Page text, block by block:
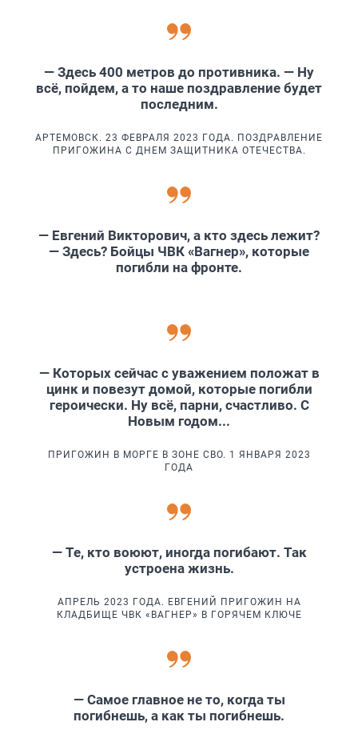
— Здесь 400 метров до противника. — Ну
всё, пойдем, а то наше поздравление будет
последним.
АРТЕМОВСК. 23 ФЕВРАЛЯ 2023 ГОДА. ПОЗДРАВЛЕНИЕ
ПРИГОЖИНА С ДНЕМ ЗАЩИТНИКА ОТЕЧЕСТВА.
— Евгений Викторович, а кто здесь лежит?
— Здесь? Бойцы ЧВК «Вагнер», которые
погибли на фронте.
— Которых сейчас с уважением положат в
цинк и повезут домой, которые погибли
героически. Ну всё, парни, счастливо. С
Новым годом...
ПРИГОЖИН В МОРГЕ В ЗОНЕ СВО. 1 ЯНВАРЯ 2023
ГОДА
— Те, кто воюют, иногда погибают. Так
устроена жизнь.
АПРЕЛЬ 2023 ГОДА. ЕВГЕНИЙ ПРИГОЖИН НА
КЛАДБИЩЕ ЧВК «ВАГНЕР» В ГОРЯЧЕМ КЛЮЧЕ
— Самое главное не то, когда ты
погибнешь, а как ты погибнешь.